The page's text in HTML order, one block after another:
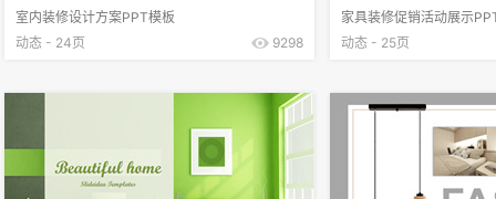
室内装修设计方案PPT模板
动态 - 24页
9298
家具装修促销活动展示
动态 - 25页